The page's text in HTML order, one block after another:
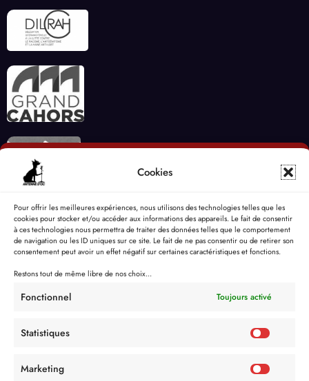
Cookies
Pour offrir les meilleures expériences, nous utilisons des technologies telles que les
cookies pour stocker et/ou accéder aux informations des appareils. Le fait de consentir
à ces technologies nous permettra de traiter des données telles que le comportement
de navigation ou les ID uniques sur ce site. Le fait de ne pas consentir ou de retirer son
consentement peut avoir un effet négatif sur certaines caractéristiques et fonctions.
Restons tout de même libre de nos choix...
Fonctionnel Toujours activé
Statistiques
Marketing